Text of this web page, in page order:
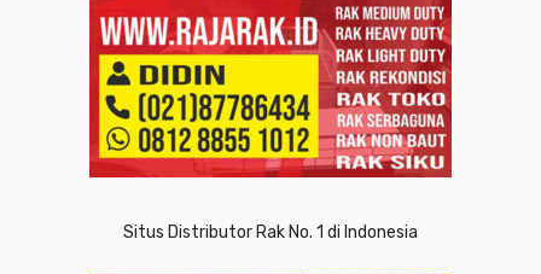
Situs Distributor Rak No. 1 di Indonesia